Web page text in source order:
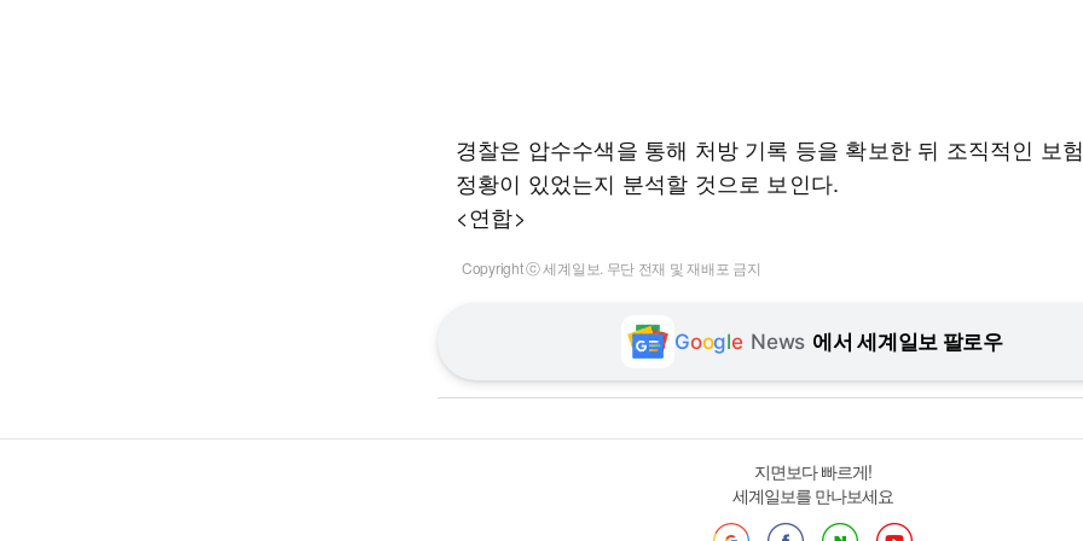
경찰은 압수수색을 통해 처방 기록 등을 확보한 뒤 조직적인 보
정황이 있었는지 분석할 것으로 보인다.
<연합>
Copyright ⓒ 세계일보. 무단 전재 및 재배포 금지
Google News 에서 세계일보 팔로우
지면보다 빠르게!
세계일보를 만나보세요